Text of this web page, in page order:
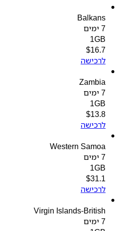
Balkans
1GB
$16.7
לרכישה
Zambia
1GB
$13.8
לרכישה
Western Samoa
1GB
$31.1
לרכישה
Virgin Islands-British